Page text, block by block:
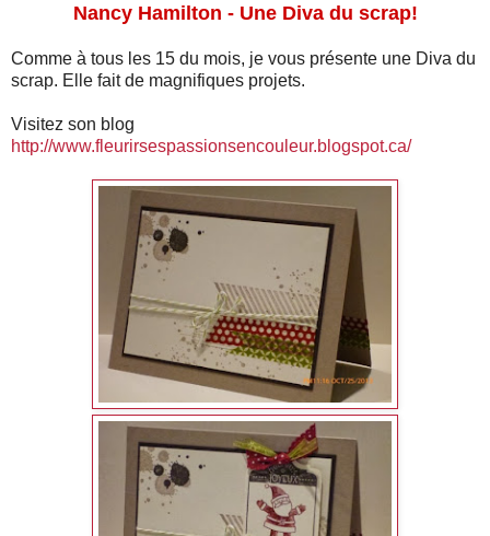
Nancy Hamilton - Une Diva du scrap!
Comme à tous les 15 du mois, je vous présente une Diva du
scrap. Elle fait de magnifiques projets.
Visitez son blog
http://www.fleurirsespassionsencouleur.blogspot.ca/